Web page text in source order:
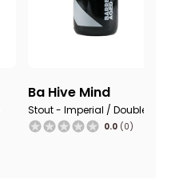
Ba Hive Mind
Stout - Imperial / Double
0.0 (0)